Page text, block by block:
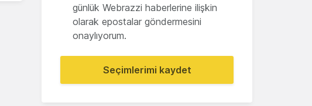
günlük Webrazzi haberlerine ilişkin
olarak epostalar göndermesini
onaylıyorum.
Seçimlerimi kaydet